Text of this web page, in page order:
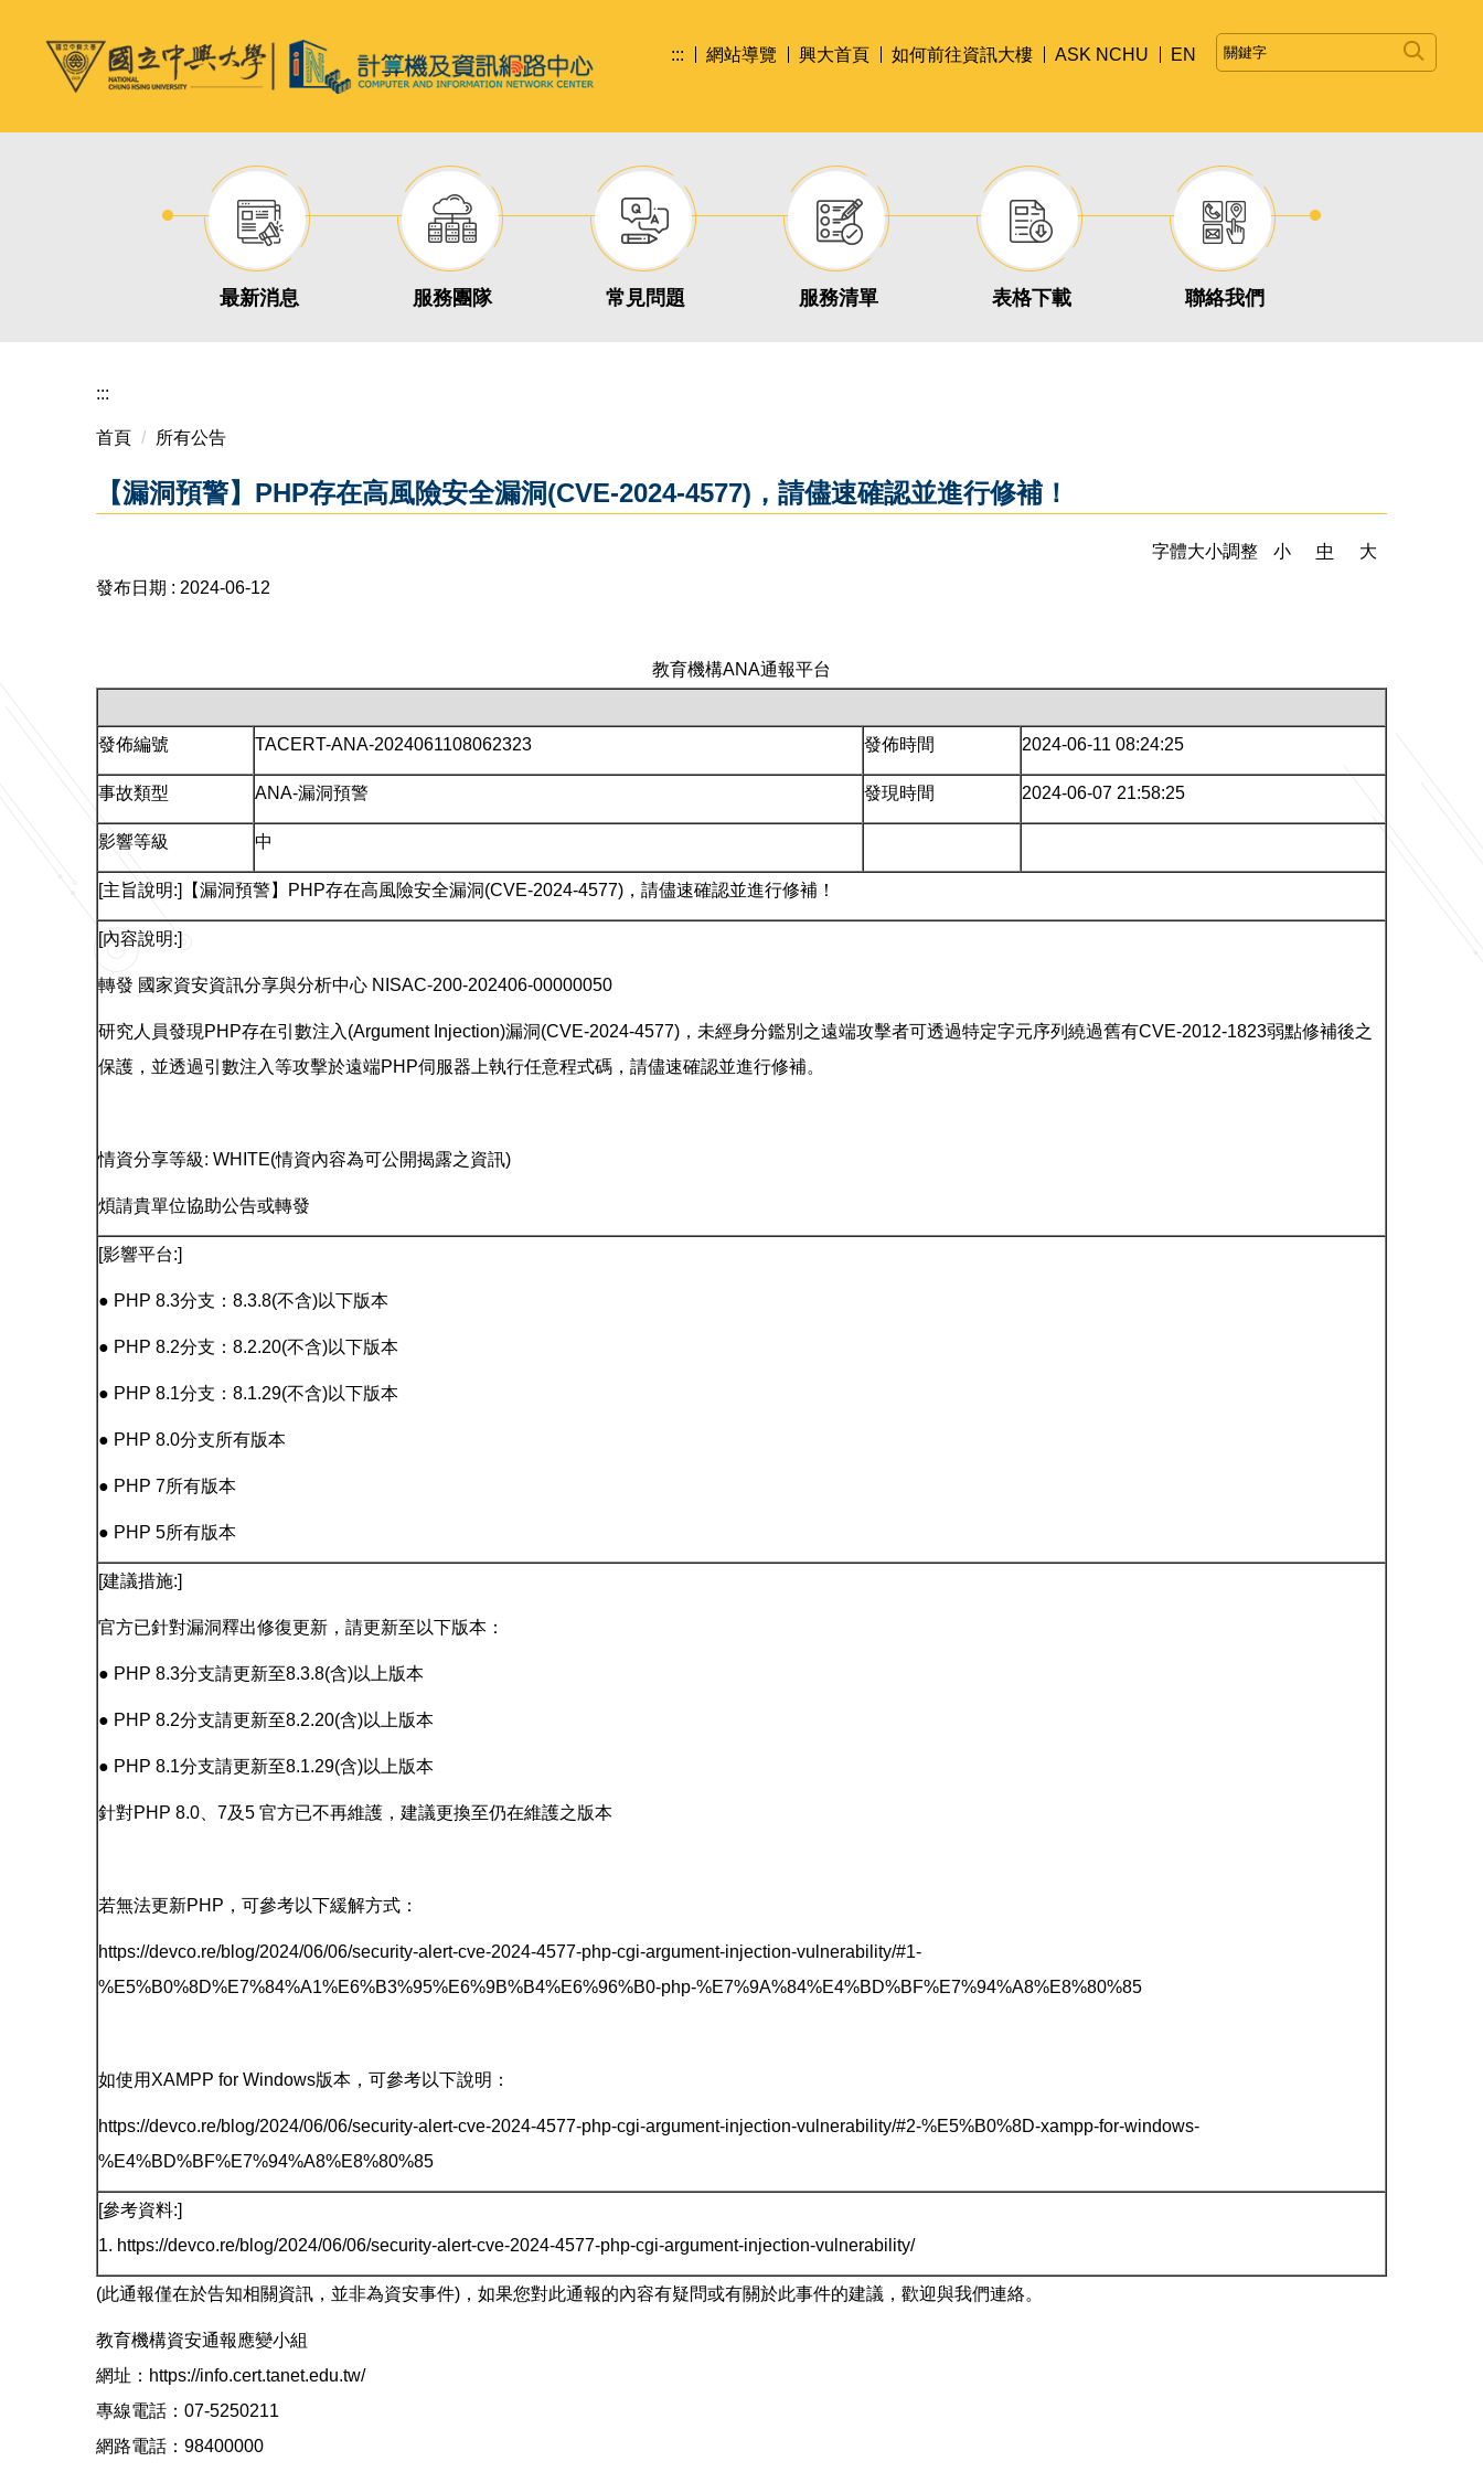
::: 網站導覽 興大首頁 如何前往資訊大樓 ASK NCHU EN
最新消息 服務團隊 常見問題 服務清單 表格下載 聯絡我們
:::
首頁 所有公告
【漏洞預警】PHP存在高風險安全漏洞(CVE-2024-4577)，請儘速確認並進行修補！
字體大小調整 小 中
大
發布日期 : 2024-06-12
教育機構ANA通報平台
發佈編號 TACERT-ANA-2024061108062323 發佈時間 2024-06-11 08:24:25
事故類型 ANA-漏洞預警 發現時間 2024-06-07 21:58:25
影響等級 中
[主旨說明:]【漏洞預警】PHP存在高風險安全漏洞(CVE-2024-4577)，請儘速確認並進行修補！
[內容說明:]
轉發 國家資安資訊分享與分析中心 NISAC-200-202406-00000050
研究人員發現PHP存在引數注入(Argument Injection)漏洞(CVE-2024-4577)，未經身分鑑別之遠端攻擊者可透過特定字元序列繞過舊有CVE-2012-1823弱點修補後之
保護，並透過引數注入等攻擊於遠端PHP伺服器上執行任意程式碼，請儘速確認並進行修補。
情資分享等級: WHITE(情資內容為可公開揭露之資訊)
煩請貴單位協助公告或轉發
[影響平台:]
● PHP 8.3分支：8.3.8(不含)以下版本
● PHP 8.2分支：8.2.20(不含)以下版本
● PHP 8.1分支：8.1.29(不含)以下版本
● PHP 8.0分支所有版本
● PHP 7所有版本
● PHP 5所有版本
[建議措施:]
官方已針對漏洞釋出修復更新，請更新至以下版本：
● PHP 8.3分支請更新至8.3.8(含)以上版本
● PHP 8.2分支請更新至8.2.20(含)以上版本
● PHP 8.1分支請更新至8.1.29(含)以上版本
針對PHP 8.0、7及5 官方已不再維護，建議更換至仍在維護之版本
若無法更新PHP，可參考以下緩解方式：
https://devco.re/blog/2024/06/06/security-alert-cve-2024-4577-php-cgi-argument-injection-vulnerability/#1-
%E5%B0%8D%E7%84%A1%E6%B3%95%E6%9B%B4%E6%96%B0-php-%E7%9A%84%E4%BD%BF%E7%94%A8%E8%80%85
如使用XAMPP for Windows版本，可參考以下說明：
https://devco.re/blog/2024/06/06/security-alert-cve-2024-4577-php-cgi-argument-injection-vulnerability/#2-%E5%B0%8D-xampp-for-windows-
%E4%BD%BF%E7%94%A8%E8%80%85
[參考資料:]
1. https://devco.re/blog/2024/06/06/security-alert-cve-2024-4577-php-cgi-argument-injection-vulnerability/
(此通報僅在於告知相關資訊，並非為資安事件)，如果您對此通報的內容有疑問或有關於此事件的建議，歡迎與我們連絡。
教育機構資安通報應變小組
網址：https://info.cert.tanet.edu.tw/
專線電話：07-5250211
網路電話：98400000